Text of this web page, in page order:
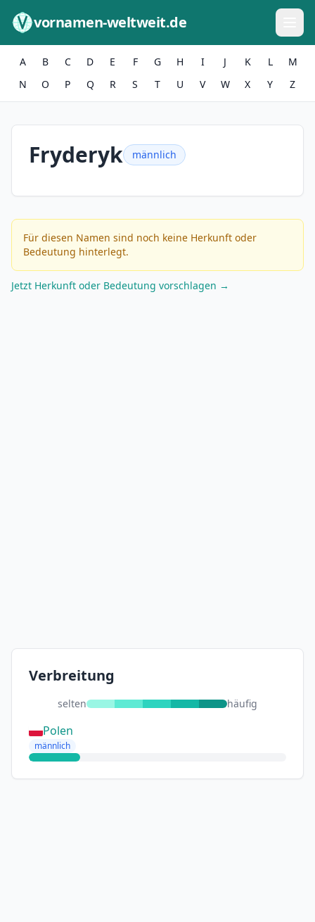
vornamen-weltweit.de
A B C D E F G H I J K L
M
N
O P Q R S T U V W X Y Z
Fryderyk männlich
Für diesen Namen sind noch keine Herkunft oder
Bedeutung hinterlegt.
Jetzt Herkunft oder Bedeutung vorschlagen →
Verbreitung
selten häufig
Polen
männlich